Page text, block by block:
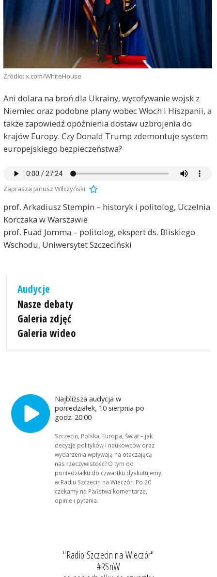
Źródło: x.com/WhiteHouse
Ani dolara na broń dla Ukrainy, wycofywanie wojsk z
Niemiec oraz podobne plany wobec Włoch i Hiszpanii, a
także zapowiedź opóźnienia dostaw uzbrojenia do
krajów Europy. Czy Donald Trump zdemontuje system
europejskiego bezpieczeństwa?
Zaprasza Janusz Wilczyński
prof. Arkadiusz Stempin – historyk i politolog, Uczelnia
Korczaka w Warszawie
prof. Fuad Jomma – politolog, ekspert ds. Bliskiego
Wschodu, Uniwersytet Szczeciński
Audycje
Nasze debaty
Galeria zdjęć
Galeria wideo
Najbliższa audycja w
poniedziałek, 10 sierpnia po
godz. 20:00
Szczecin, Polska, Europa, Świat – jak
decyzje polityków i naukowców oraz
wydarzenia wpływają na otaczającą
nas rzeczywistość? O tym od
poniedziałku do czwartku dyskutujemy
w Radiu Szczecin na Wieczór. Po 20
czekamy na Państwa komentarze,
opinie i pytania.
"Radio Szczecin na Wieczór"
#RSnW